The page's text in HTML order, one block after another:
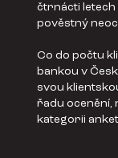
čtrnácti letech
pověstný
Co do počtu
bankou v
svou
řadu ocenění,
kategorii